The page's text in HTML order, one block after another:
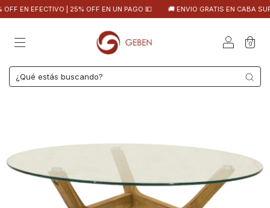
EN EFECTIVO | 25% OFF EN UN PAGO 💵 🚚 ENVIO GRATIS EN CABA
0